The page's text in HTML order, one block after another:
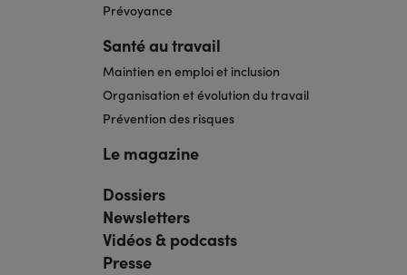
Prévoyance
Santé au travail
Maintien en emploi et inclusion
Organisation et évolution du travail
Prévention des risques
Le magazine
Navigation
pied
de
page
bis
Dossiers
Newsletters
Vidéos & podcasts
Presse